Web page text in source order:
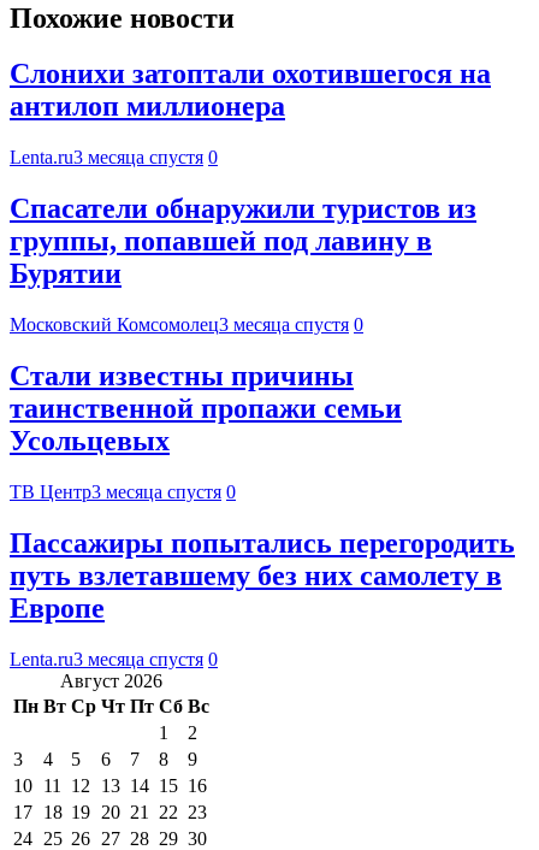
Похожие новости
Слонихи затоптали охотившегося на
антилоп миллионера
Lenta.ru3 месяца спустя 0
Спасатели обнаружили туристов из
группы, попавшей под лавину в
Бурятии
Московский Комсомолец3 месяца спустя 0
Стали известны причины
таинственной пропажи семьи
Усольцевых
ТВ Центр3 месяца спустя 0
Пассажиры попытались перегородить
путь взлетавшему без них самолету в
Европе
Lenta.ru3 месяца спустя 0
Август 2026
Пн Вт Ср Чт Пт Сб Вс
1
2
3
4 5 6 7 8
9
10 11 12 13 14 15 16
17 18 19 20 21 22 23
24 25 26 27 28 29 30